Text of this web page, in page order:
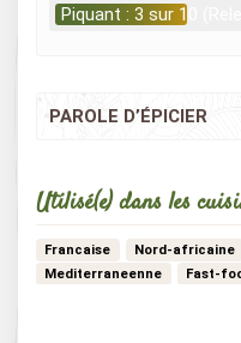
Piquant : 3 sur 10
PAROLE D’ÉPICIER
Utilisé(e) dans les
Francaise Nord-africaine
Mediterraneenne
Fast-